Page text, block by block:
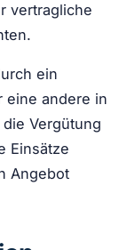
vertragliche
ein
eine andere in
Vergütung
Einsätze
Angebot